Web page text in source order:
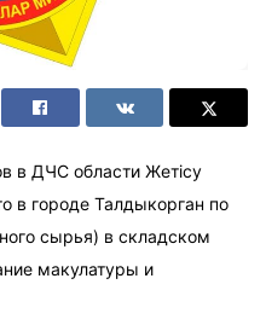
в ДЧС области Жетісу
в городе Талдыкорган по
сырья) в складском
макулатуры и